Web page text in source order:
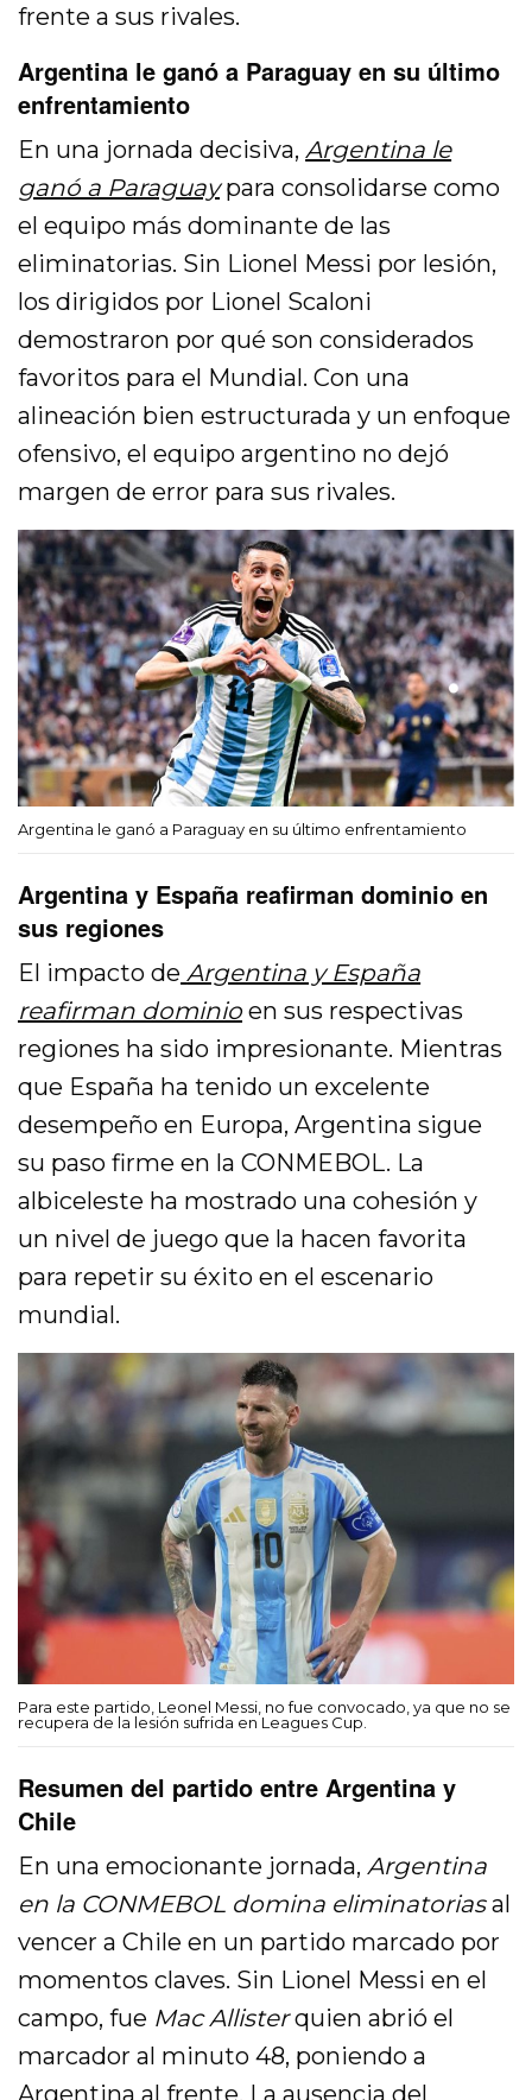
frente a sus rivales.
Argentina le ganó a Paraguay en su último
enfrentamiento
En una jornada decisiva, Argentina le
ganó a Paraguaypara consolidarse como
el equipo más dominante de las
eliminatorias. Sin Lionel Messi por lesión,
los dirigidos por Lionel Scaloni
demostraron por qué son considerados
favoritos para el Mundial. Con una
alineación bien estructurada y un enfoque
ofensivo, el equipo argentino no dejó
margen de error para sus rivales.
Argentina le ganó a Paraguay en su último enfrentamiento
Argentina y España reafirman dominio en
sus regiones
El impacto de Argentina y España
reafirman dominioen sus respectivas
regiones ha sido impresionante. Mientras
que España ha tenido un excelente
desempeño en Europa, Argentina sigue
su paso firme en la CONMEBOL. La
albiceleste ha mostrado una cohesión y
un nivel de juego que la hacen favorita
para repetir su éxito en el escenario
mundial.
Para este partido, Leonel Messi, no fue convocado, ya que no se
recupera de la lesión sufrida en Leagues Cup.
Resumen del partido entre Argentina y
Chile
En una emocionante jornada,Argentina
en la CONMEBOL domina eliminatoriasal
vencer a Chile en un partido marcado por
momentos claves. Sin Lionel Messi en el
campo, fue Mac Allisterquien abrió el
marcador al minuto 48, poniendo a
Argentina al frente. La ausencia del